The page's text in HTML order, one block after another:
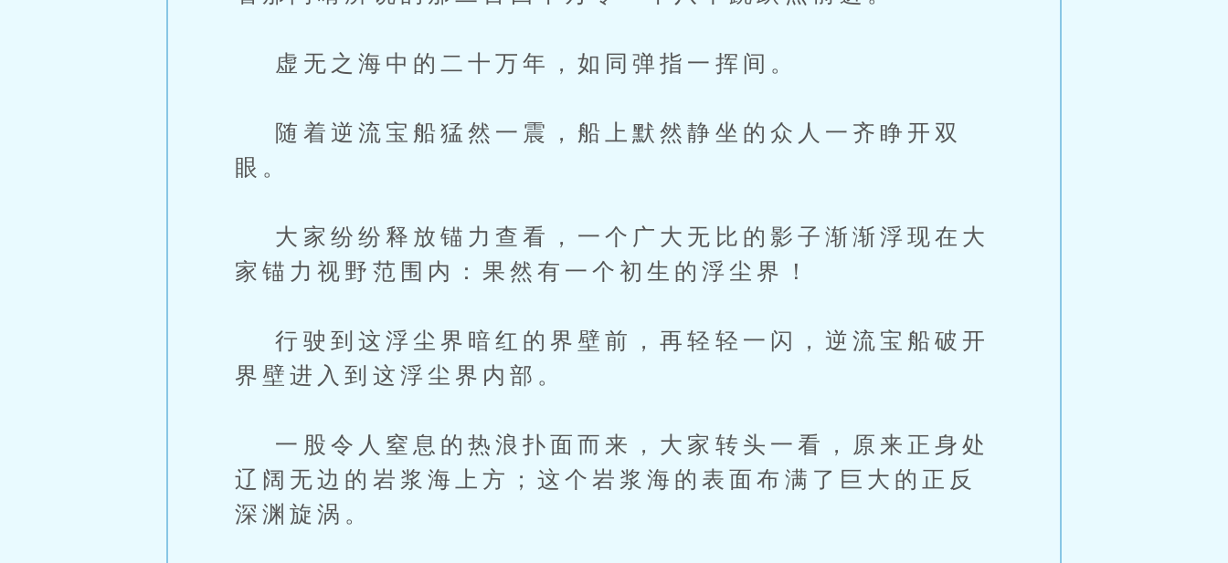
虚无之海中的二十万年，如同弹指一挥间。
随着逆流宝船猛然一震，船上默然静坐的众人一齐睁开双
眼。
大家纷纷释放锚力查看，一个广大无比的影子渐渐浮现在大
家锚力视野范围内：果然有一个初生的浮尘界！
行驶到这浮尘界暗红的界壁前，再轻轻一闪，逆流宝船破开
界壁进入到这浮尘界内部。
一股令人窒息的热浪扑面而来，大家转头一看，原来正身处
辽阔无边的岩浆海上方；这个岩浆海的表面布满了巨大的正反
深渊旋涡。